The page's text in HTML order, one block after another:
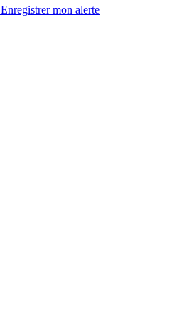
Enregistrermon alerte